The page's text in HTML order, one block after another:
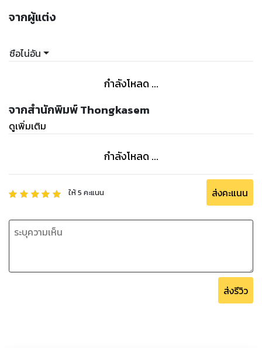
แต่ก็ถูกจับตัวได้เสียก่อนในระหว่างทาง
หลิวเกาหลังจากจับตัวซ่งเจียงได้ก็ส่งหนังสือแจ้งเจ้าเมืองว่าฮัวห
ยงสมคบโจร เจ้าเมืองจึงให้มือปราบหวงซิ่นมาจัดการคุมตัวฮัวหยง
และซ่งเจียงกลับไปชิงโจว โชคดีที่กลุ่มโจรเขาชิงเฟิงมาดักซุ่มช่วย
ไว้ได้ ทางการจึงส่งฉินหมิงนำไพร่พลบุกมาตามจับถึงที่เขาชิงเฟิ
งอีกครั้ง ซ่งเจียงและฮัวหยงรวมทั้งกลุ่มโจรเขาชิงเฟิงจะผ่านศึก
ใหญ่ครั้งนี้ไปได้อย่างไร เชิญติดตามได้ในเล่มนี้
จากผู้แต่ง
ซือไน่อัน
กำลังโหลด ...
จากสำนักพิมพ์ Thongkasem
ดูเพิ่มเติม
กำลังโหลด ...
ให้5 คะแนน ส่งคะแนน
ส่งรีวิว